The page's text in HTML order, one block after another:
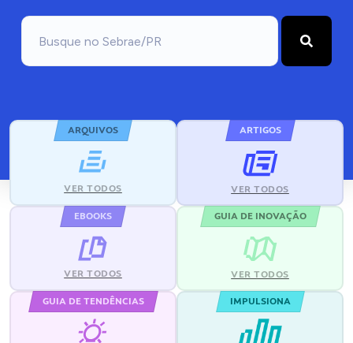
ARQUIVOS
VER TODOS
ARTIGOS
VER TODOS
EBOOKS
VER TODOS
GUIA DE INOVAÇÃO
VER TODOS
GUIA DE TENDÊNCIAS IMPULSIONA